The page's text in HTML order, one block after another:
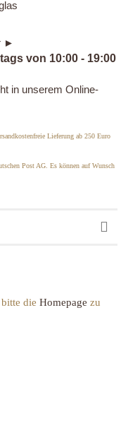
►
von 10:00 - 19:00
in unserem Online-
Lieferung ab 250 Euro
Post AG. Es können auf Wunsch
die Homepage zu